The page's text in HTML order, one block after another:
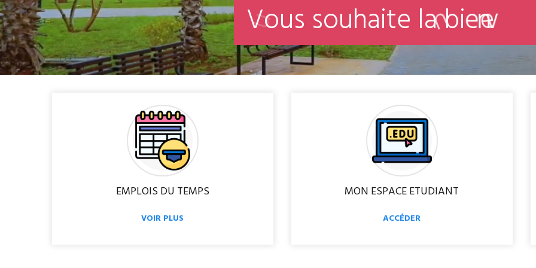
Vous souhaite labienv
EMPLOIS DU TEMPS
VOIR PLUS
MON ESPACE ETUDIANT
ACCÉDER